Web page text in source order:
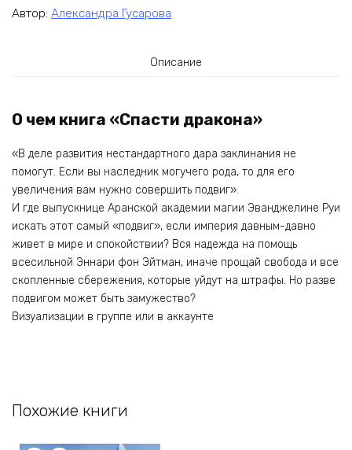
Автор: Александра Гусарова
Описание
О чем книга «Спасти дракона»
«В деле развития нестандартного дара заклинания не
помогут. Если вы наследник могучего рода, то для его
увеличения вам нужно совершить подвиг».
И где выпускнице Аранской академии магии Эванджелине Руи
искать этот самый «подвиг», если империя давным-давно
живет в мире и спокойствии? Вся надежда на помощь
всесильной Эннари фон Эйтман, иначе прощай свобода и все
скопленные сбережения, которые уйдут на штрафы. Но разве
подвигом может быть замужество?
Визуализации в группе или в аккаунте
Похожие книги